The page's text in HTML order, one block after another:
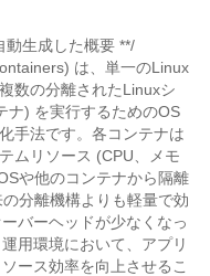
動生成した概要 **/
は、単一のLinux
数の分離されたLinuxシ
ナ) を実行するためのOS
手法です。各コンテナは
ムリソース (CPU、メモ
や他のコンテナから隔離
分離機構よりも軽量で効
バーヘッドが少なくなっ
用環境において、アプリ
ース効率を向上させるこ